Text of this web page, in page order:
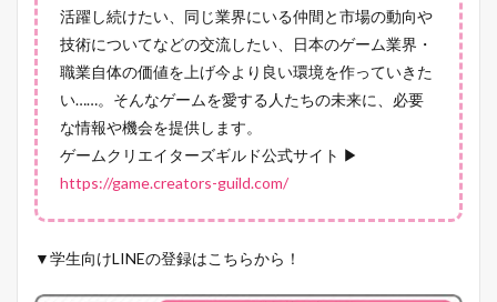
活躍し続けたい、同じ業界にいる仲間と市場の動向や
技術についてなどの交流したい、日本のゲーム業界・
職業自体の価値を上げ今より良い環境を作っていきた
い……。そんなゲームを愛する人たちの未来に、必要
な情報や機会を提供します。
ゲームクリエイターズギルド公式サイト ▶
https://game.creators-guild.com/
▼学生向けLINEの登録はこちらから！